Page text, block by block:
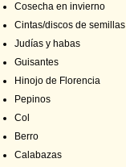
Cosecha en invierno
Cintas/discos de semillas
Judías y habas
Guisantes
Hinojo de Florencia
Pepinos
Col
Berro
Calabazas